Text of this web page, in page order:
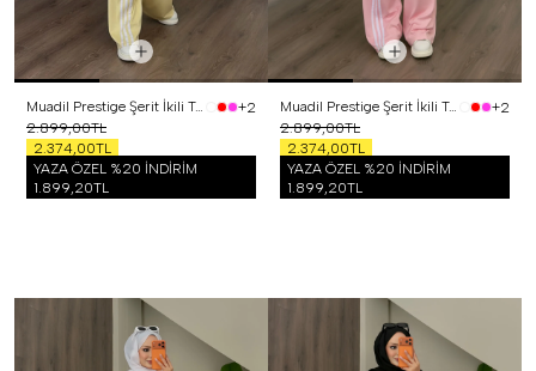
Muadil Prestige Şerit İkili Takım Sarı
+2
2.899,00TL
2.374,00TL
YAZA ÖZEL %20 İNDİRİM
1.899,20TL
Muadil Prestige Şerit İkili Takım Pembe
+2
2.899,00TL
2.374,00TL
YAZA ÖZEL %20 İNDİRİM
1.899,20TL